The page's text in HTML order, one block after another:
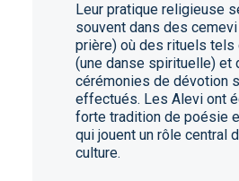
Leur pratique religieuse
souvent dans des
prière) où des rituels tels
(une danse spirituelle) et
cérémonies de dévotion
effectués. Les Alevi ont
forte tradition de poésie
qui jouent un rôle central
culture.